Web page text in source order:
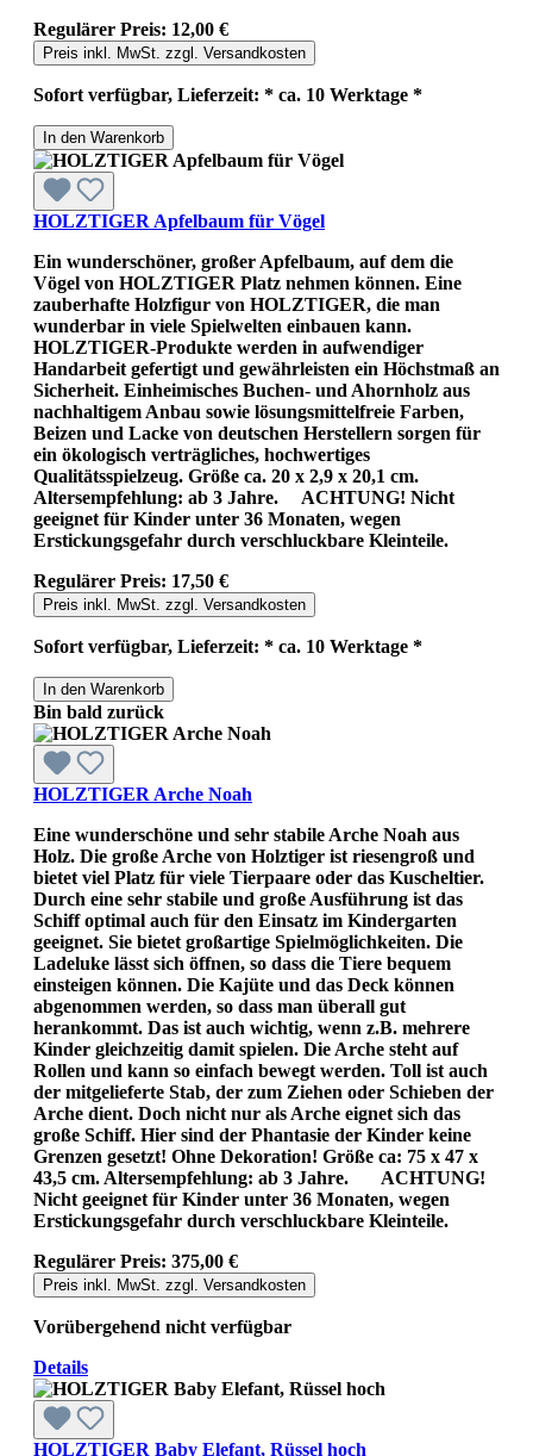
Regulärer Preis: 12,00 €
Preis inkl. MwSt. zzgl. Versandkosten
Sofort verfügbar, Lieferzeit: * ca. 10 Werktage *
In den Warenkorb
HOLZTIGER Apfelbaum für Vögel
Ein wunderschöner, großer Apfelbaum, auf dem die
Vögel von HOLZTIGER Platz nehmen können. Eine
zauberhafte Holzfigur von HOLZTIGER, die man
wunderbar in viele Spielwelten einbauen kann.
HOLZTIGER-Produkte werden in aufwendiger
Handarbeit gefertigt und gewährleisten ein Höchstmaß an
Sicherheit. Einheimisches Buchen- und Ahornholz aus
nachhaltigem Anbau sowie lösungsmittelfreie Farben,
Beizen und Lacke von deutschen Herstellern sorgen für
ein ökologisch verträgliches, hochwertiges
Qualitätsspielzeug. Größe ca. 20 x 2,9 x 20,1 cm.
Altersempfehlung: ab 3 Jahre. ACHTUNG! Nicht
geeignet für Kinder unter 36 Monaten, wegen
Erstickungsgefahr durch verschluckbare Kleinteile.
Regulärer Preis: 17,50 €
Preis inkl. MwSt. zzgl. Versandkosten
Sofort verfügbar, Lieferzeit: * ca. 10 Werktage *
In den Warenkorb
Bin bald zurück
HOLZTIGER Arche Noah
Eine wunderschöne und sehr stabile Arche Noah aus
Holz. Die große Arche von Holztiger ist riesengroß und
bietet viel Platz für viele Tierpaare oder das Kuscheltier.
Durch eine sehr stabile und große Ausführung ist das
Schiff optimal auch für den Einsatz im Kindergarten
geeignet. Sie bietet großartige Spielmöglichkeiten. Die
Ladeluke lässt sich öffnen, so dass die Tiere bequem
einsteigen können. Die Kajüte und das Deck können
abgenommen werden, so dass man überall gut
herankommt. Das ist auch wichtig, wenn z.B. mehrere
Kinder gleichzeitig damit spielen. Die Arche steht auf
Rollen und kann so einfach bewegt werden. Toll ist auch
der mitgelieferte Stab, der zum Ziehen oder Schieben der
Arche dient. Doch nicht nur als Arche eignet sich das
große Schiff. Hier sind der Phantasie der Kinder keine
Grenzen gesetzt! Ohne Dekoration! Größe ca: 75 x 47 x
43,5 cm. Altersempfehlung: ab 3 Jahre. ACHTUNG!
Nicht geeignet für Kinder unter 36 Monaten, wegen
Erstickungsgefahr durch verschluckbare Kleinteile.
Regulärer Preis: 375,00 €
Preis inkl. MwSt. zzgl. Versandkosten
Vorübergehend nicht verfügbar
Details
HOLZTIGER Baby Elefant, Rüssel hoch